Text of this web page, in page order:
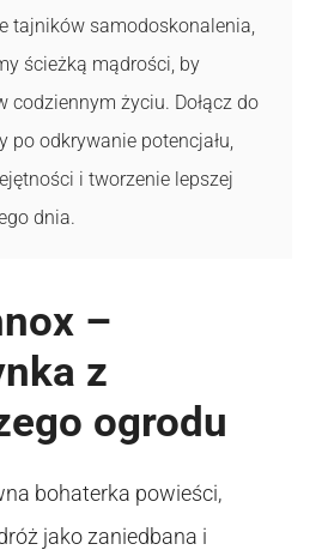
tajników samodoskonalenia,
ścieżką mądrości, by
codziennym życiu. Dołącz do
po odkrywanie potencjału,
i tworzenie lepszej
dnia.
–
z
ogrodu
bohaterka powieści,
jako zaniedbana i